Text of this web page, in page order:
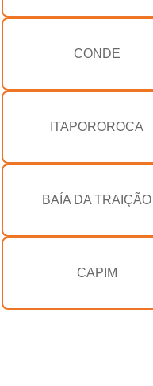
CONDE
ITAPOROROCA
BAÍA DA TRAIÇÃO
CAPIM